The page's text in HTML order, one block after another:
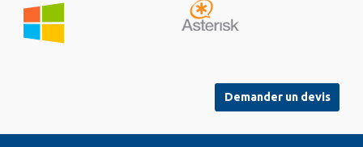
Demander un devis